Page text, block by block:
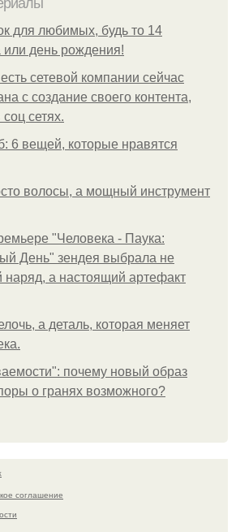
для любимых, будь то 14
день рождения!
сетевой компании сейчас
с создание своего контента,
сетях.
6 вещей, которые нравятся
волосы, а мощный инструмент
"Человека - Паука:
День" зендея выбрала не
наряд, а настоящий артефакт
а деталь, которая меняет
почему новый образ
о гранях возможного?
соглашение